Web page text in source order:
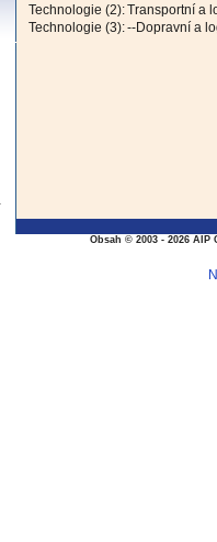
Technologie (2):Transportní a
Technologie (3):--Dopravní a
Obsah © 2003 - 2026